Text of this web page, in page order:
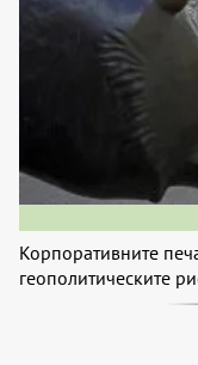
Корпоративните
геополитическите